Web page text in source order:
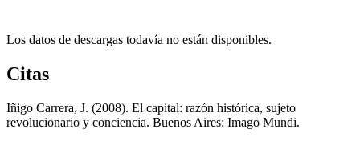
Los datos de descargas todavía no están disponibles.
Citas
Iñigo Carrera, J. (2008). El capital: razón histórica, sujeto
revolucionario y conciencia. Buenos Aires: Imago Mundi.